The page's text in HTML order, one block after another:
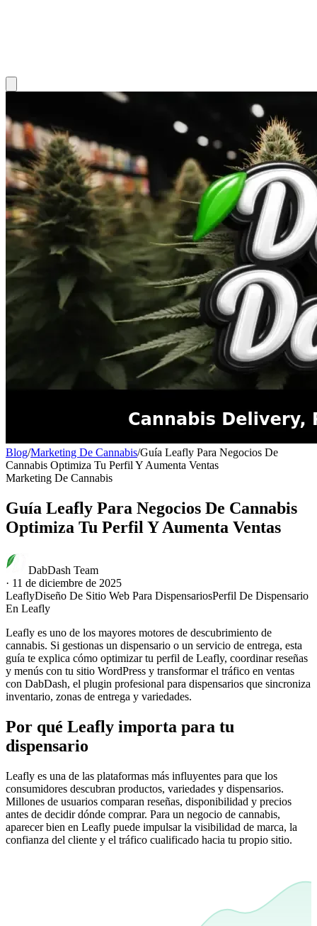
Blog/Marketing De Cannabis/Guía Leafly Para Negocios De
Cannabis Optimiza Tu Perfil Y Aumenta Ventas
Marketing De Cannabis
Guía Leafly Para Negocios De Cannabis
Optimiza Tu Perfil Y Aumenta Ventas
DabDash Team
· 11 de diciembre de 2025
LeaflyDiseño De Sitio Web Para DispensariosPerfil De Dispensario
En Leafly
Leafly es uno de los mayores motores de descubrimiento de
cannabis. Si gestionas un dispensario o un servicio de entrega, esta
guía te explica cómo optimizar tu perfil de Leafly, coordinar reseñas
y menús con tu sitio WordPress y transformar el tráfico en ventas
con DabDash, el plugin profesional para dispensarios que sincroniza
inventario, zonas de entrega y variedades.
Por qué Leafly importa para tu
dispensario
Leafly es una de las plataformas más influyentes para que los
consumidores descubran productos, variedades y dispensarios.
Millones de usuarios comparan reseñas, disponibilidad y precios
antes de decidir dónde comprar. Para un negocio de cannabis,
aparecer bien en Leafly puede impulsar la visibilidad de marca, la
confianza del cliente y el tráfico cualificado hacia tu propio sitio.